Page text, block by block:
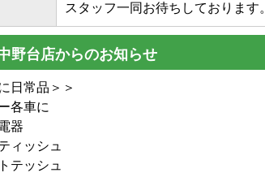
スタッフ一同お待ちしております
野台店からのお知らせ
日常品＞＞
各車に
器
ィッシュ
テッシュ